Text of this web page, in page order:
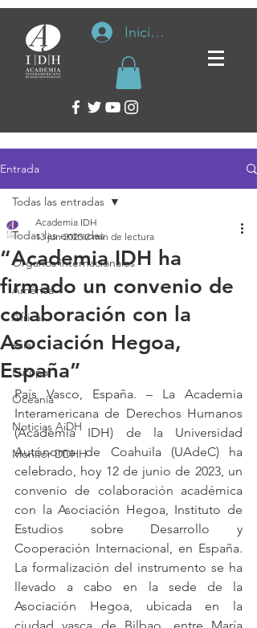
Iniciar sesión
Entrada
Todas las entradas
Organos internacionales
América
África
Asia
Europa
Oceanía
Noticias AiDH
Monitor DDHH
Todas las entradas
“Academia IDH ha
firmado un convenio de
colaboración con la
Asociación Hegoa,
España”
Academia IDH
13 jun 2023 2 min de lectura
País Vasco, España. – La Academia
Interamericana de Derechos Humanos
(Academia IDH) de la Universidad
Autónoma de Coahuila (UAdeC) ha
celebrado, hoy 12 de junio de 2023, un
convenio de colaboración académica
con la Asociación Hegoa, Instituto de
Estudios sobre Desarrollo y
Cooperación Internacional, en España.
La formalización del instrumento se ha
llevado a cabo en la sede de la
Asociación Hegoa, ubicada en la